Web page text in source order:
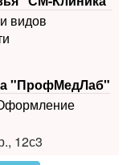
"ПрофМедЛаб"
12с3